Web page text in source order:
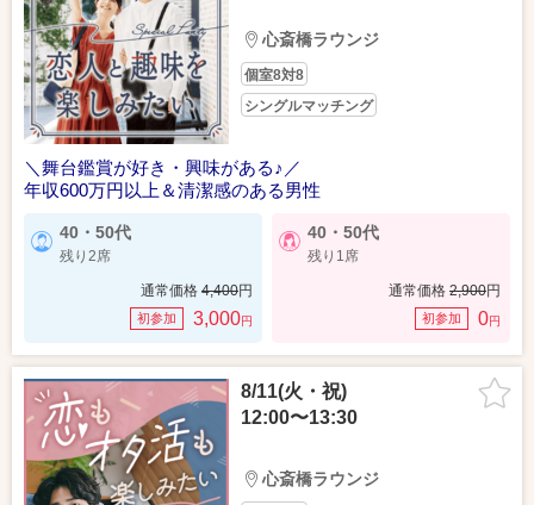
心斎橋ラウンジ
個室8対8
シングルマッチング
＼舞台鑑賞が好き・興味がある♪／
年収600万円以上＆清潔感のある男性
40・50代
残り2席
通常価格 4,400円
初参加 3,000円
40・50代
残り1席
通常価格 2,900円
初参加 0円
8/11(火・祝)
12:00〜13:30
心斎橋ラウンジ